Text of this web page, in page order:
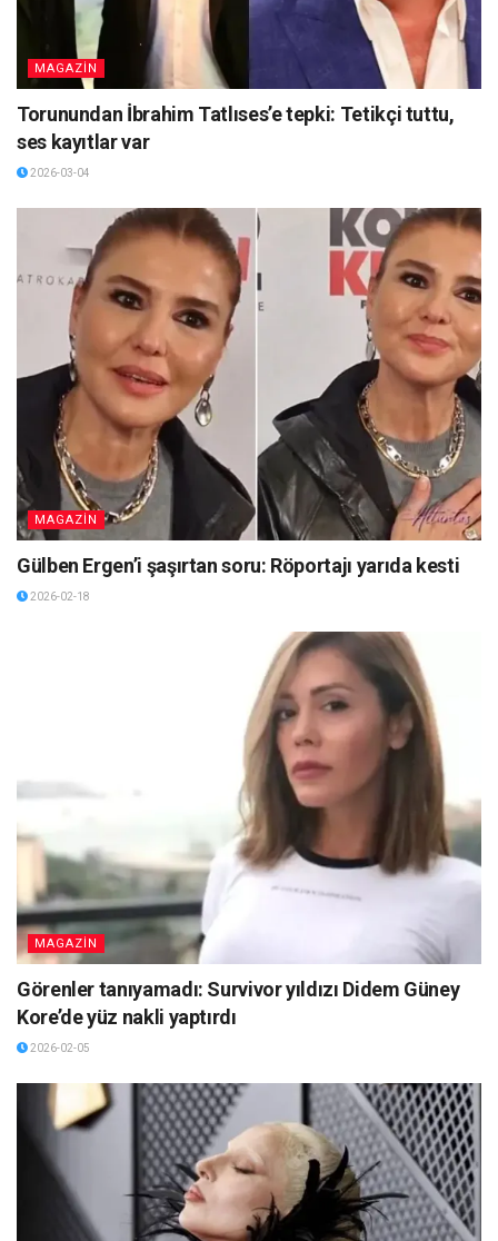
MAGAZİN
Torunundan İbrahim Tatlıses’e tepki: Tetikçi tuttu,
ses kayıtlar var
2026-03-04
MAGAZİN
Gülben Ergen’i şaşırtan soru: Röportajı yarıda kesti
2026-02-18
MAGAZİN
Görenler tanıyamadı: Survivor yıldızı Didem Güney
Kore’de yüz nakli yaptırdı
2026-02-05